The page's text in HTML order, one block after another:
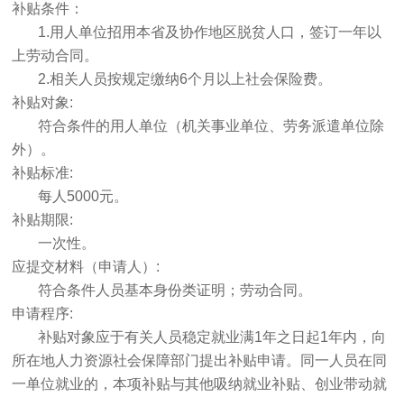
补贴条件：
1.用人单位招用本省及协作地区脱贫人口，签订一年以
上劳动合同。
2.相关人员按规定缴纳6个月以上社会保险费。
补贴对象:
符合条件的用人单位（机关事业单位、劳务派遣单位除
外）。
补贴标准:
每人5000元。
补贴期限:
一次性。
应提交材料（申请人）:
符合条件人员基本身份类证明；劳动合同。
申请程序:
补贴对象应于有关人员稳定就业满1年之日起1年内，向
所在地人力资源社会保障部门提出补贴申请。同一人员在同
一单位就业的，本项补贴与其他吸纳就业补贴、创业带动就